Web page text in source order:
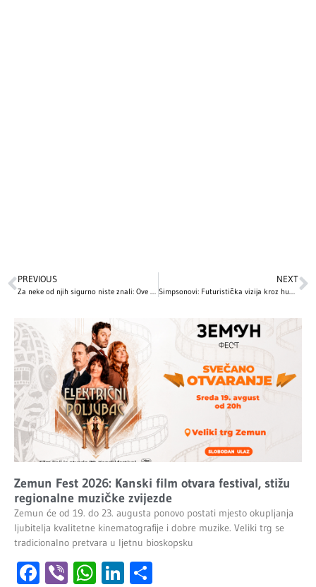
PREVIOUS NEXT
Zemun Fest 2026: Kanski film otvara festival, stižu
regionalne muzičke zvijezde
Zemun će od 19. do 23. augusta ponovo postati mjesto okupljanja
ljubitelja kvalitetne kinematografije i dobre muzike. Veliki trg se
tradicionalno pretvara u ljetnu bioskopsku
Facebook
ViberWhatsApp
LinkedIn